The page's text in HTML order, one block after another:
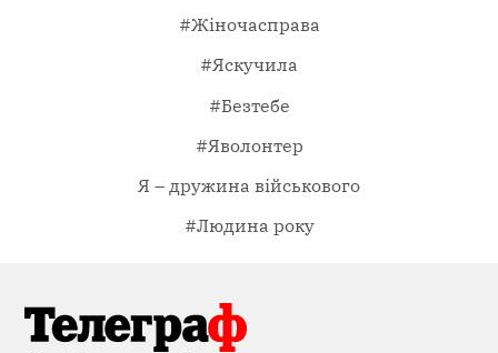
#Жіночасправа
#Яскучила
#Безтебе
#Яволонтер
Я – дружина військового
#Людина року